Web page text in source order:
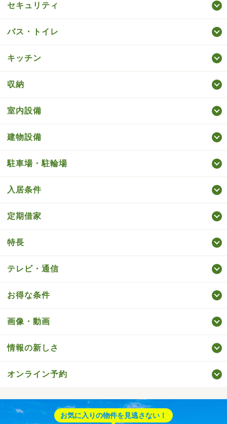
セキュリティ
バス・トイレ
キッチン
収納
室内設備
建物設備
駐車場・駐輪場
入居条件
定期借家
特長
テレビ・通信
お得な条件
画像・動画
情報の新しさ
オンライン予約
お気に入りの物件を見逃さない！